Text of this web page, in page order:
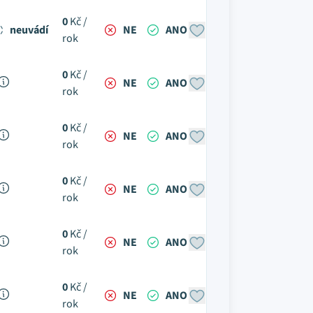
neuvádí
0Kč /
rok
NE ANO
0Kč /
rok
NE ANO
0Kč /
rok
NE ANO
0Kč /
rok
NE ANO
0Kč /
rok
NE ANO
0Kč /
rok
NE ANO